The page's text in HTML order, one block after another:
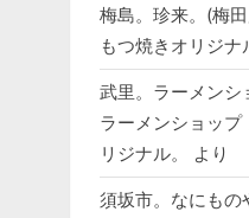
梅島。珍来。(梅
もつ焼きオリジナ
武里。ラーメンシ
ラーメンショップ
リジナル。
より
須坂市。なにもの